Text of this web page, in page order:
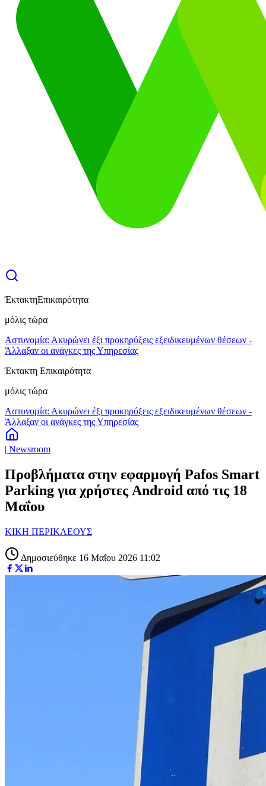
ΈκτακτηΕπικαιρότητα
μόλις τώρα
Αστυνομία: Ακυρώνει έξι προκηρύξεις εξειδικευμένων θέσεων -
Άλλαξαν οι ανάγκες της Υπηρεσίας
Έκτακτη Επικαιρότητα
μόλις τώρα
Αστυνομία: Ακυρώνει έξι προκηρύξεις εξειδικευμένων θέσεων -
Άλλαξαν οι ανάγκες της Υπηρεσίας
| Newsroom
Προβλήματα στην εφαρμογή Pafos Smart
Parking για χρήστες Android από τις 18
Μαΐου
ΚΙΚΗ ΠΕΡΙΚΛΕΟΥΣ
Δημοσιεύθηκε 16 Μαΐου 2026 11:02